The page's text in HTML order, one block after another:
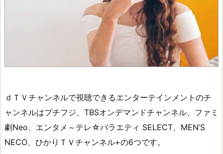
ｄＴＶチャンネルで視聴できるエンターテインメントのチ
ャンネルはプチフジ、TBSオンデマンドチャンネル、ファミ
劇Neo、エンタメ～テレ☆バラエティ SELECT、MEN’S
NECO、ひかりＴＶチャンネル+の6つです。